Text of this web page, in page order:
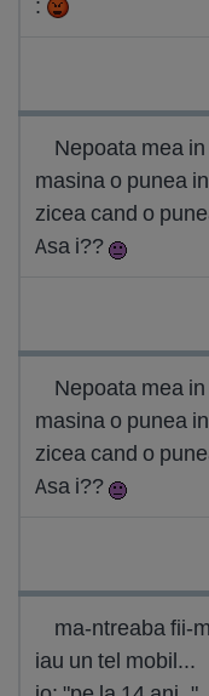
Nepoata mea
masina o punea
zicea cand o
Asa i??
Nepoata mea
masina o punea
zicea cand o
Asa i??
ma-ntreaba fii-
iau un tel mobil...